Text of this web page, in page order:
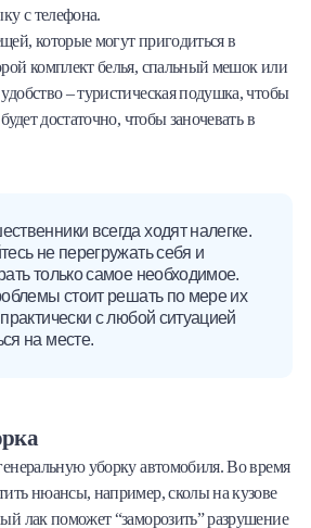
с телефона.
которые могут пригодиться в
комплект белья, спальный мешок или
– туристическая подушка, чтобы
достаточно, чтобы заночевать в
всегда ходят налегке.
не перегружать себя и
только самое необходимое.
стоит решать по мере их
с любой ситуацией
на месте.
уборку автомобиля. Во время
нюансы, например, сколы на кузове
лак поможет “заморозить” разрушение